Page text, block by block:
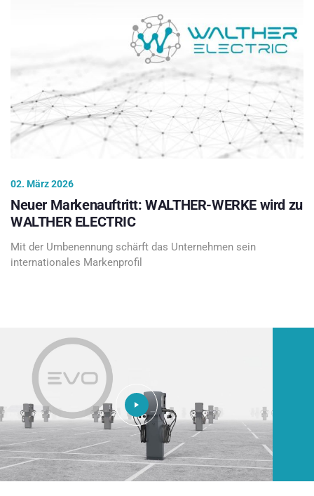
02. März 2026
Neuer Markenauftritt: WALTHER-WERKE wird zu
WALTHER ELECTRIC
Mit der Umbenennung schärft das Unternehmen sein
internationales Markenprofil